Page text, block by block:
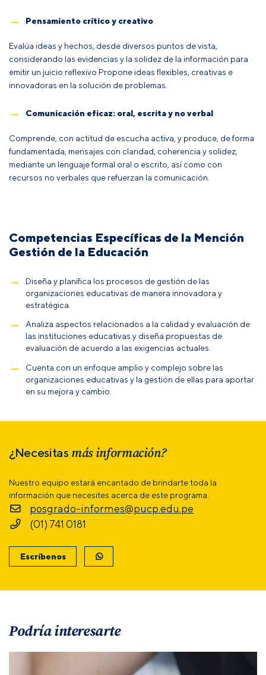
Pensamiento crítico y creativo
Evalúa ideas y hechos, desde diversos puntos de vista,
considerando las evidencias y la solidez de la información para
emitir un juicio reflexivo Propone ideas flexibles, creativas e
innovadoras en la solución de problemas.
Comunicación eficaz: oral, escrita y no verbal
Comprende, con actitud de escucha activa, y produce, de forma
fundamentada, mensajes con claridad, coherencia y solidez,
mediante un lenguaje formal oral o escrito, así como con
recursos no verbales que refuerzan la comunicación.
Competencias Específicas de la Mención
Gestión de la Educación
Diseña y planifica los procesos de gestión de las
organizaciones educativas de manera innovadora y
estratégica.
Analiza aspectos relacionados a la calidad y evaluación de
las instituciones educativas y diseña propuestas de
evaluación de acuerdo a las exigencias actuales.
Cuenta con un enfoque amplio y complejo sobre las
organizaciones educativas y la gestión de ellas para aportar
en su mejora y cambio.
¿Necesitas más información?
Nuestro equipo estará encantado de brindarte toda la
información que necesites acerca de este programa.
posgrado-informes@pucp.edu.pe
(01) 741 0181
Escríbenos
Podría interesarte